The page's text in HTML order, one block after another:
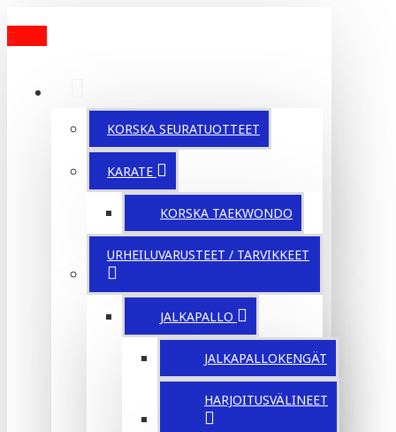
KORSKA SEURATUOTTEET
KARATE
KORSKA TAEKWONDO
URHEILUVARUSTEET / TARVIKKEET
JALKAPALLO
JALKAPALLOKENGÄT
HARJOITUSVÄLINEET